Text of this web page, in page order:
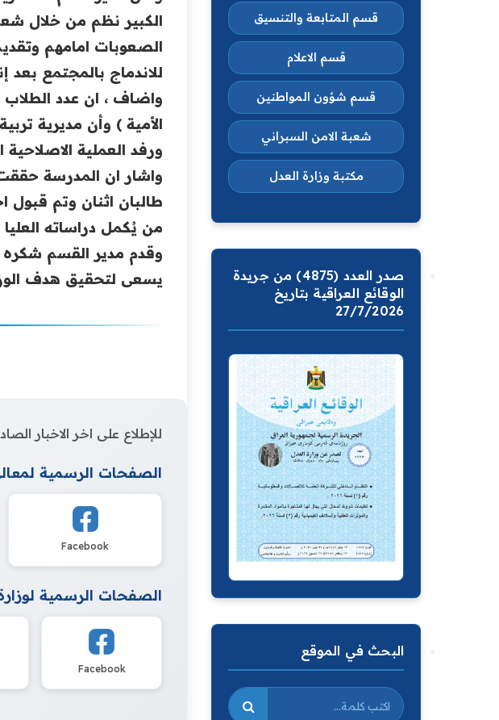
الكبير نظم من خلال
الصعوبات امامهم
للاندماج بالمجتمع
الأمية ) وأن مديرية
ورفد العملية الاصلاحية
طالبان اثنان وتم قبول
من يُكمل دراساته
وقدم مدير القسم شكره
يسعى لتحقيق هدف
للإطلاع على اخر الاخبار
الصفحات الرسمية
Facebook
الصفحات الرسمية
Facebook
قسم المتابعة والتنسيق
قسم الاعلام
قسم شؤون المواطنين
شعبة الامن السبراني
مكتبة وزارة العدل
صدر العدد (4875) من جريدة
الوقائع العراقية بتاريخ
27/7/2026
البحث في الموقع